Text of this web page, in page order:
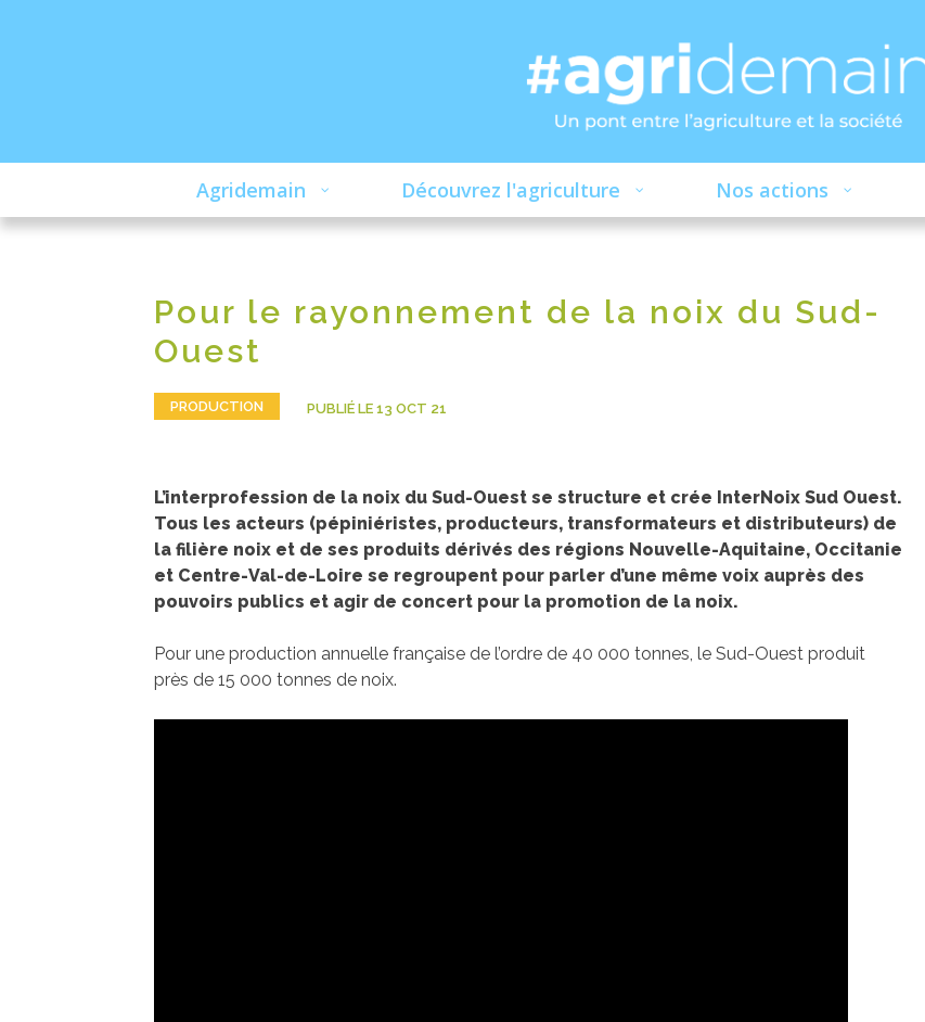
Agridemain Découvrez l'agriculture Nos actions
Pour le rayonnement de la noix du Sud-
Ouest
PRODUCTION PUBLIÉ LE 13 OCT 21
L’interprofession de la noix du Sud-Ouest se structure et crée InterNoix Sud Ouest.
Tous les acteurs (pépiniéristes, producteurs, transformateurs et distributeurs) de
la filière noix et de ses produits dérivés des régions Nouvelle-Aquitaine, Occitanie
et Centre-Val-de-Loire se regroupent pour parler d’une même voix auprès des
pouvoirs publics et agir de concert pour la promotion de la noix.
Pour une production annuelle française de l’ordre de 40 000 tonnes, le Sud-Ouest produit
près de 15 000 tonnes de noix.